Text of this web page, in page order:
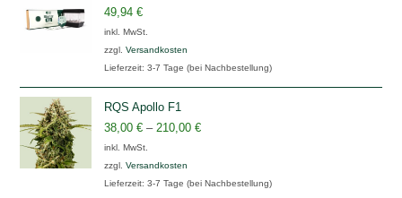
49,94€
inkl. MwSt.
zzgl.Versandkosten
Lieferzeit:3-7 Tage (bei Nachbestellung)
RQS Apollo F1
38,00€ –210,00€
inkl. MwSt.
zzgl.Versandkosten
Lieferzeit:3-7 Tage (bei Nachbestellung)